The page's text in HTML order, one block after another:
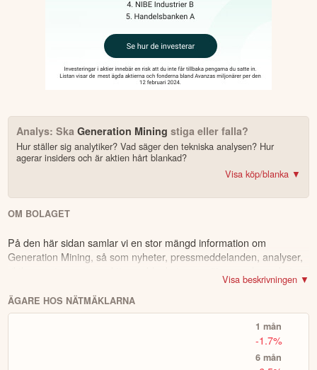
Analys: Ska Generation Mining stiga eller falla?
Hur ställer sig analytiker? Vad säger den tekniska analysen? Hur
agerar insiders och är aktien hårt blankad?
erbjudandet!
4.2av 5
Trustpilot
10 000+ olika marknader samlade – aktier, ETF:er & krypto
För- & efterhandel på utvalda börser – ligg steget före
på oinvesterat kapital
Visa köp/blanka ▼
OM BOLAGET
På den här sidan samlar vi en stor mängd information om
Generation Mining, så som nyheter, pressmeddelanden, analyser,
mer – allt för att du ska kunna lära dig mer, följa och bevaka
bolaget. Vad händer medGeneration Mining
priset? Vad säger analysrekommendationerna? Är boalget köpvärt
Vi tipsar också om vår smidiga app för bolagsbevakning, där du
kan läsa mer om bolaget, se aktuell aktiekurs om det är noterat
Visa beskrivningen ▼
ÄGARE HOS NÄTMÄKLARNA
1 mån
-1.7%
6 mån